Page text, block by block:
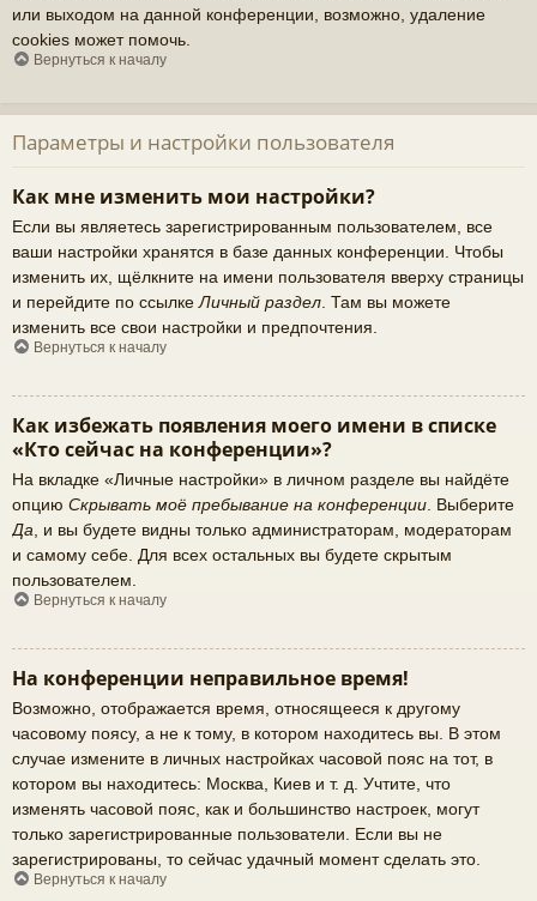
или выходом на данной конференции, возможно, удаление
cookies может помочь.
Вернуться к началу
Параметры и настройки пользователя
Как мне изменить мои настройки?
Если вы являетесь зарегистрированным пользователем, все
ваши настройки хранятся в базе данных конференции. Чтобы
изменить их, щёлкните на имени пользователя вверху страницы
и перейдите по ссылкеЛичный раздел. Там вы можете
изменить все свои настройки и предпочтения.
Вернуться к началу
Как избежать появления моего имени в списке
«Кто сейчас на конференции»?
На вкладке «Личные настройки» в личном разделе вы найдёте
опцию Скрывать моё пребывание на конференции. Выберите
Да, и вы будете видны только администраторам, модераторам
и самому себе. Для всех остальных вы будете скрытым
пользователем.
Вернуться к началу
На конференции неправильное время!
Возможно, отображается время, относящееся к другому
часовому поясу, а не к тому, в котором находитесь вы. В этом
случае измените в личных настройках часовой пояс на тот, в
котором вы находитесь: Москва, Киев и т. д. Учтите, что
изменять часовой пояс, как и большинство настроек, могут
только зарегистрированные пользователи. Если вы не
зарегистрированы, то сейчас удачный момент сделать это.
Вернуться к началу